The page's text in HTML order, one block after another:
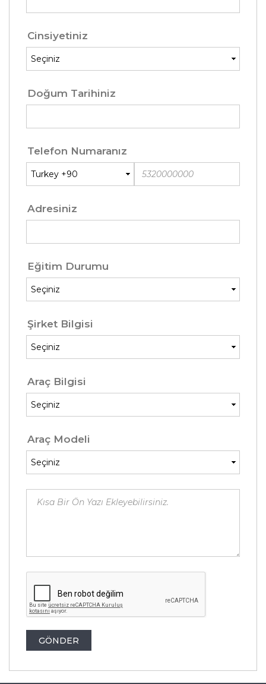
Cinsiyetiniz
Doğum Tarihiniz
Telefon Numaranız
Adresiniz
Eğitim Durumu
Şirket Bilgisi
Araç Bilgisi
Araç Modeli
GÖNDER